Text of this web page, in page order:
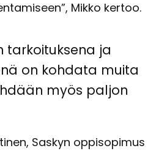
Mikko ker­too.
tar­koi­tuk­se­na ja
on koh­da­ta muita
myös pal­jon
Saskyn oppisopimus